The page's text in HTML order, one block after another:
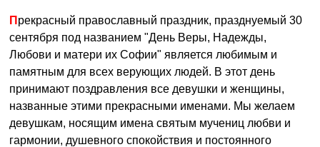
Прекрасный православный праздник, празднуемый 30
сентября под названием "День Веры, Надежды,
Любови и матери их Софии" является любимым и
памятным для всех верующих людей. В этот день
принимают поздравления все девушки и женщины,
названные этими прекрасными именами. Мы желаем
девушкам, носящим имена святым мучениц любви и
гармонии, душевного спокойствия и постоянного